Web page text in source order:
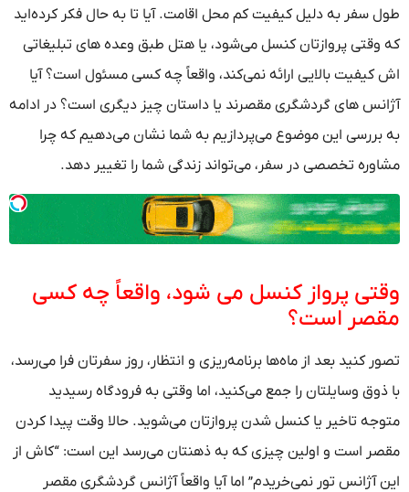
طول سفر به دلیل کیفیت کم محل اقامت. آیا تا به حال فکر کرده‌اید
که وقتی پروازتان کنسل می‌شود، یا هتل طبق وعده‌ های تبلیغاتی
اش کیفیت بالایی ارائه نمی‌کند، واقعاً چه کسی مسئول است؟ آیا
آژانس‌ های گردشگری مقصرند یا داستان چیز دیگری است؟ در ادامه
به بررسی این موضوع می‌پردازیم به شما نشان می‌دهیم که چرا
مشاوره تخصصی در سفر، می‌تواند زندگی شما را تغییر دهد.
وقتی پرواز کنسل می‌ شود، واقعاً چه کسی
مقصر است؟
تصور کنید بعد از ماه‌ها برنامه‌ریزی و انتظار، روز سفرتان فرا می‌رسد،
با ذوق وسایلتان را جمع می‌کنید، اما وقتی به فرودگاه رسیدید
متوجه تاخیر یا کنسل شدن پروازتان می‌شوید. حالا وقت پیدا کردن
مقصر است و اولین چیزی که به ذهنتان می‌رسد این است: “کاش از
این آژانس تور نمی‌خریدم” اما آیا واقعاً آژانس گردشگری مقصر